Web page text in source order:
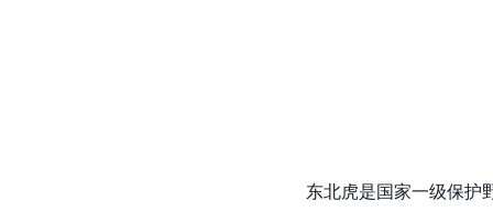
东北虎是国家一级保护